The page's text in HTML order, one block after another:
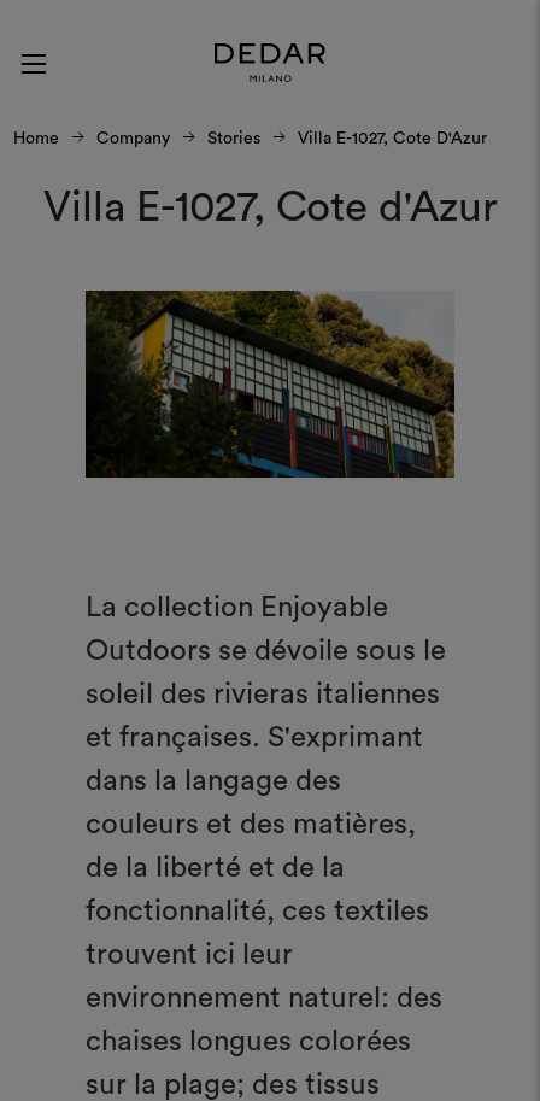
Home Company Stories Villa E-1027, Cote D'Azur
Villa E-1027, Cote d'Azur
La collection Enjoyable
Outdoors se dévoile sous le
soleil des rivieras italiennes
et françaises. S'exprimant
dans la langage des
couleurs et des matières,
de la liberté et de la
fonctionnalité, ces textiles
trouvent ici leur
environnement naturel: des
chaises longues colorées
sur la plage; des tissus